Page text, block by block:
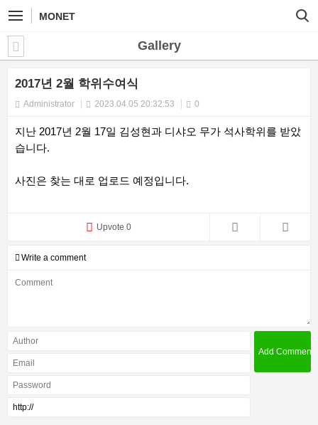
MONET
Gallery
2017년 2월 학위수여식
Administrator 2023.04.05 20:32:53 0
지난 2017년 2월 17일 김성현과 디샤오 무가 석사학위를 받았
습니다.
사진은 찾는 대로 업로드 예정입니다.
Upvote 0
Write a comment